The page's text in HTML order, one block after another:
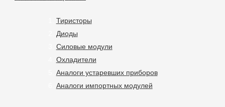
Тиристоры
Диоды
Силовые модули
Охладители
Аналоги устаревших приборов
Аналоги импортных модулей